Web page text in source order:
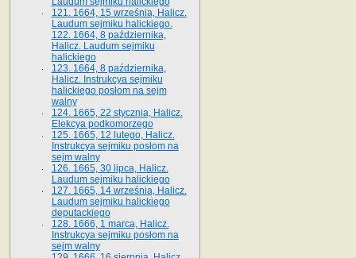
121. 1664, 15 września, Halicz.
Laudum sejmiku halickiego.
122. 1664, 8 października,
Halicz. Laudum sejmiku
halickiego
123. 1664, 8 października,
Halicz. Instrukcya sejmiku
halickiego posłom na sejm
walny
124. 1665, 22 stycznia, Halicz.
Elekcya podkomorzego
125. 1665, 12 lutego, Halicz.
Instrukcya sejmiku posłom na
sejm walny
126. 1665, 30 lipca, Halicz.
Laudum sejmiku halickiego
127. 1665, 14 września, Halicz.
Laudum sejmiku halickiego
deputackiego
128. 1666, 1 marca, Halicz.
Instrukcya sejmiku posłom na
sejm walny